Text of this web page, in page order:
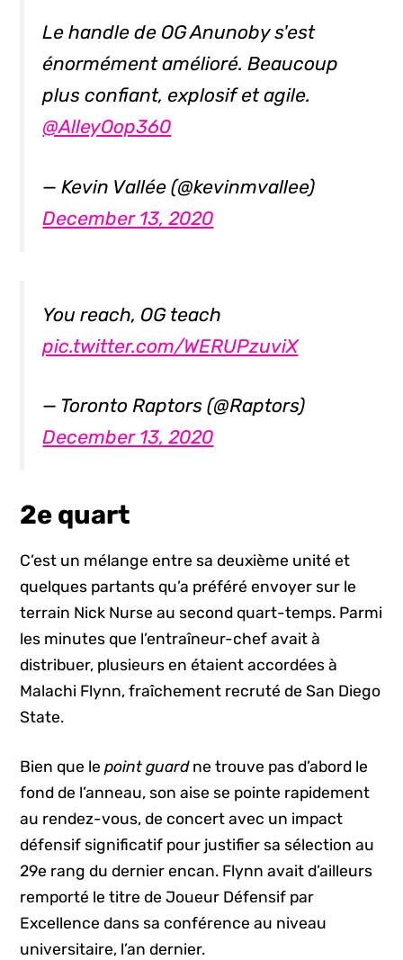
Le handle de OG Anunoby s'est
énormément amélioré. Beaucoup
plus confiant, explosif et agile.
@AlleyOop360
— Kevin Vallée (@kevinmvallee)
December 13, 2020
You reach, OG teach
pic.twitter.com/WERUPzuviX
— Toronto Raptors (@Raptors)
December 13, 2020
2e quart
C’est un mélange entre sa deuxième unité et
quelques partants qu’a préféré envoyer sur le
terrain Nick Nurse au second quart-temps. Parmi
les minutes que l’entraîneur-chef avait à
distribuer, plusieurs en étaient accordées à
Malachi Flynn, fraîchement recruté de San Diego
State.
Bien que lepoint guardne trouve pas d’abord le
fond de l’anneau, son aise se pointe rapidement
au rendez-vous, de concert avec un impact
défensif significatif pour justifier sa sélection au
29e rang du dernier encan. Flynn avait d’ailleurs
remporté le titre de Joueur Défensif par
Excellence dans sa conférence au niveau
universitaire, l’an dernier.